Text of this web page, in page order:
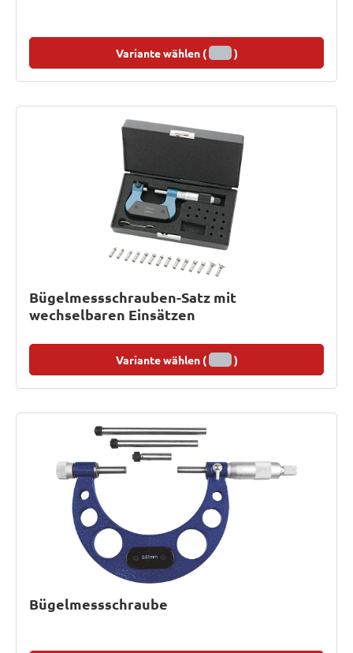
Variante wählen ( )
Bügelmessschrauben-Satz mit
wechselbaren Einsätzen
Variante wählen ( )
Bügelmessschraube